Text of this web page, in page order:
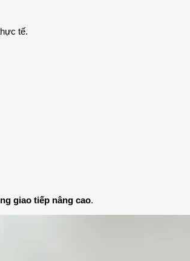
tế.
giao tiếp nâng cao.